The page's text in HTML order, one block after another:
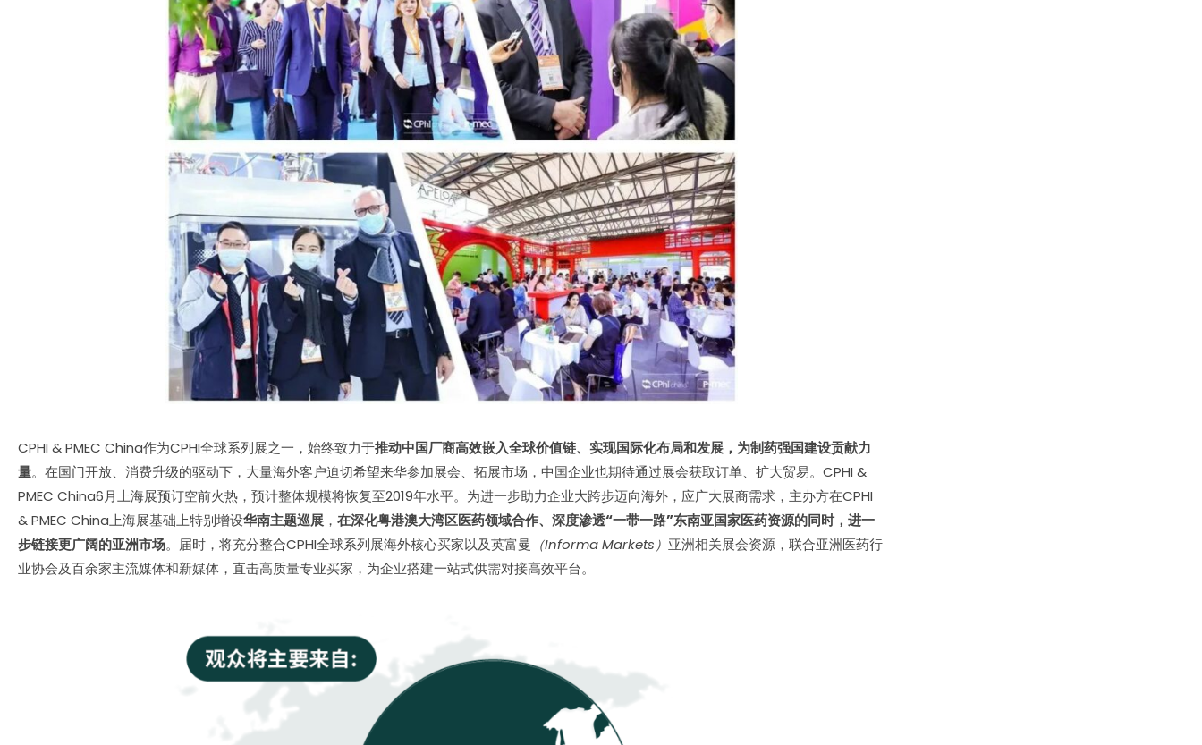
CPHI & PMEC China作为CPHI全球系列展之一，始终致力于推动中国厂商高效嵌入全球价值链、实现国际化布局和发展，为制药强国建设贡献力
量。在国门开放、消费升级的驱动下，大量海外客户迫切希望来华参加展会、拓展市场，中国企业也期待通过展会获取订单、扩大贸易。CPHI &
PMEC China6月上海展预订空前火热，预计整体规模将恢复至2019年水平。为进一步助力企业大跨步迈向海外，应广大展商需求，主办方在CPHI
& PMEC China上海展基础上特别增设华南主题巡展 ， 在深化粤港澳大湾区医药领域合作、深度渗透“一带一路”东南亚国家医药资源的同时，进一
步链接更广阔的亚洲市场。届时，将充分整合CPHI全球系列展海外核心买家以及英富曼 （Informa Markets） 亚洲相关展会资源，联合亚洲医药行
业协会及百余家主流媒体和新媒体，直击高质量专业买家，为企业搭建一站式供需对接高效平台。